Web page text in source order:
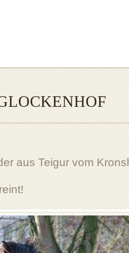
aus Teigur vom